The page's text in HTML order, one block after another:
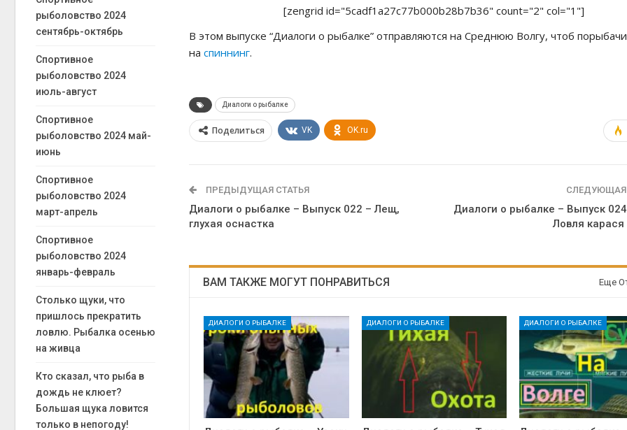
[zengrid id="5cadf1a27c77b000b28b7b36" count="2" col="1"]
В этом выпуске “Диалоги о рыбалке” отправляются на Среднюю Волгу, чтоб
наспиннинг.
Диалоги о рыбалке
Поделиться VK OK.ru
ПРЕДЫДУЩАЯ СТАТЬЯ
Диалоги о рыбалке – Выпуск 022 – Лещ,
глухая оснастка
СЛЕДУЮЩАЯ
Диалоги о рыбалке – Выпуск
Ловля
ВАМ ТАКЖЕ МОГУТ ПОНРАВИТЬСЯ Еще
ДИАЛОГИ О РЫБАЛКЕ ДИАЛОГИ О РЫБАЛКЕ ДИАЛОГИ О РЫБАЛКЕ
рыболовство 2024
сентябрь-октябрь
Спортивное
рыболовство 2024
июль-август
Спортивное
рыболовство 2024 май-
июнь
Спортивное
рыболовство 2024
март-апрель
Спортивное
рыболовство 2024
январь-февраль
Столько щуки, что
пришлось прекратить
ловлю. Рыбалка осенью
на живца
Кто сказал, что рыба в
дождь не клюет?
Большая щука ловится
только в непогоду!